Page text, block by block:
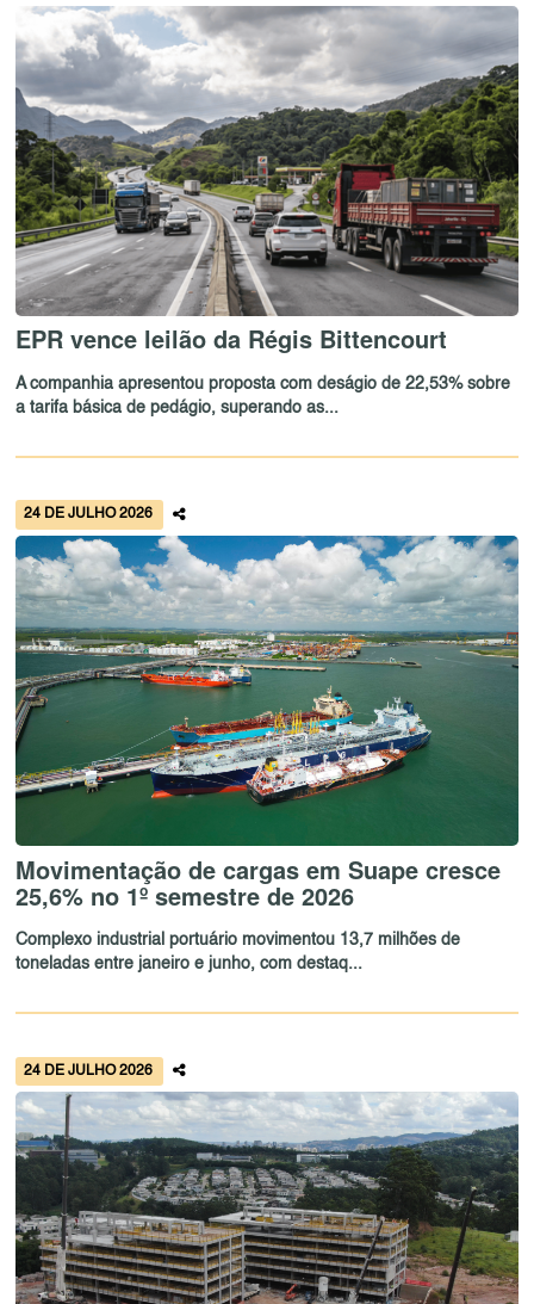
EPR vence leilão da Régis Bittencourt
A companhia apresentou proposta com deságio de 22,53% sobre
a tarifa básica de pedágio, superando as...
24 DE JULHO 2026
Movimentação de cargas em Suape cresce
25,6% no 1º semestre de 2026
Complexo industrial portuário movimentou 13,7 milhões de
toneladas entre janeiro e junho, com destaq...
24 DE JULHO 2026